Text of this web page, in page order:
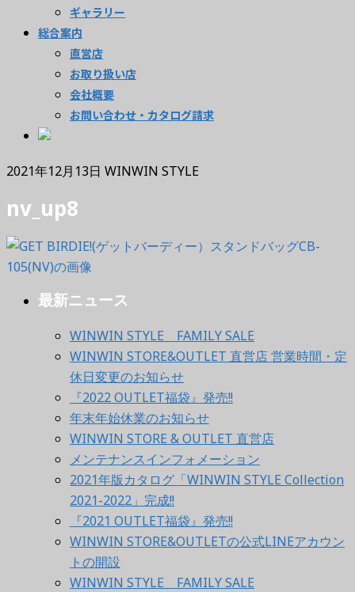
ギャラリー
総合案内
直営店
お取り扱い店
会社概要
お問い合わせ・カタログ請求
2021年12月13日 WINWIN STYLE
nv_up8
最新ニュース
WINWIN STYLE FAMILY SALE
WINWIN STORE&OUTLET 直営店 営業時間・定
休日変更のお知らせ
『2022 OUTLET福袋』発売!!
年末年始休業のお知らせ
WINWIN STORE & OUTLET 直営店
メンテナンスインフォメーション
2021年版カタログ「WINWIN STYLE Collection
2021-2022」完成!!
『2021 OUTLET福袋』発売!!
WINWIN STORE&OUTLETの公式LINEアカウン
トの開設
WINWIN STYLE FAMILY SALE